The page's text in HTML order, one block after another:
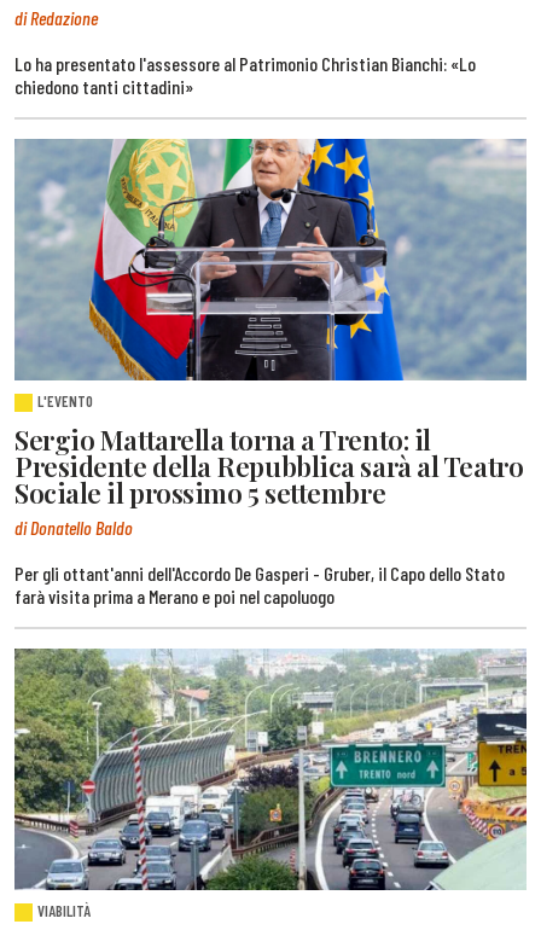
di Redazione
Lo ha presentato l'assessore al Patrimonio Christian Bianchi: «Lo
chiedono tanti cittadini»
L'EVENTO
Sergio Mattarella torna a Trento: il
Presidente della Repubblica sarà al Teatro
Sociale il prossimo 5 settembre
di Donatello Baldo
Per gli ottant'anni dell'Accordo De Gasperi - Gruber, il Capo dello Stato
farà visita prima a Merano e poi nel capoluogo
VIABILITÀ